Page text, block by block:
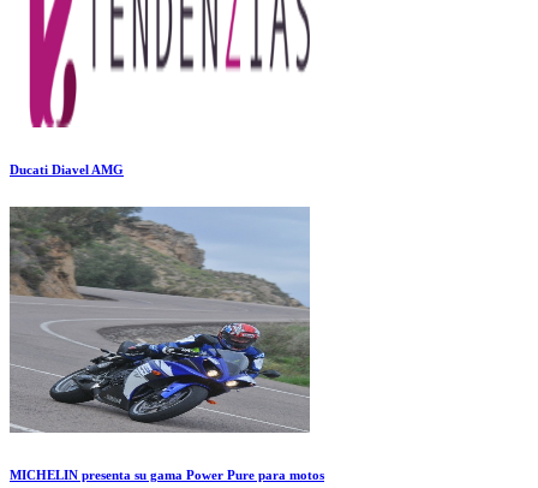
Ducati Diavel AMG
MICHELIN presenta su gama Power Pure para motos